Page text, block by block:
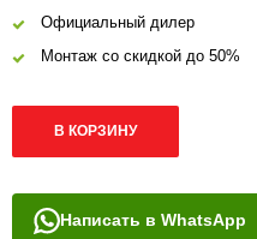
Официальный дилер
Монтаж со скидкой до 50%
В КОРЗИНУ
Написать в WhatsApp